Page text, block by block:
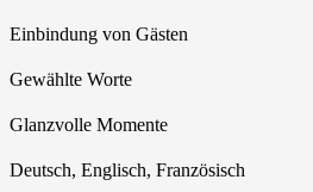
Einbindung von Gästen
Gewählte Worte
Glanzvolle Momente
Deutsch, Englisch, Französisch